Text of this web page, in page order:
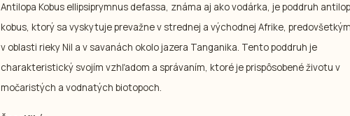
Antilopa Kobus ellipsiprymnus defassa, známa aj ako vodárka, je poddruh
kobus, ktorý sa vyskytuje prevažne v strednej a východnej Afrike,
v oblasti rieky Nil a v savanách okolo jazera Tanganika. Tento poddruh je
charakteristický svojím vzhľadom a správaním, ktoré je prispôsobené životu v
močaristých a vodnatých biotopoch.